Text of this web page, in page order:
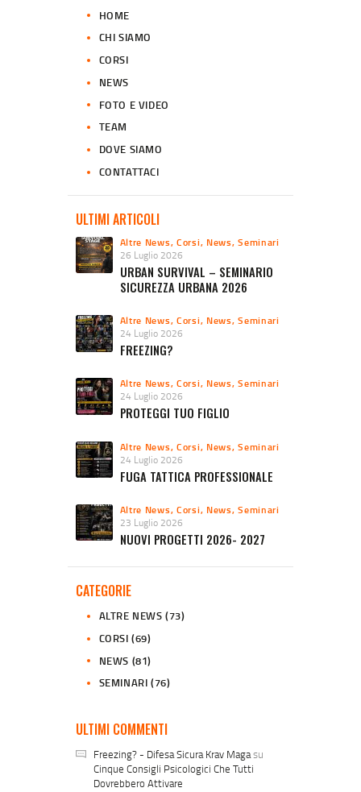
HOME
CHI SIAMO
CORSI
NEWS
FOTO E VIDEO
TEAM
DOVE SIAMO
CONTATTACI
ULTIMI ARTICOLI
Altre News,Corsi, News,Seminari
26 Luglio 2026
URBAN SURVIVAL – SEMINARIO
SICUREZZA URBANA 2026
Altre News,Corsi, News,Seminari
24 Luglio 2026
FREEZING?
Altre News,Corsi, News,Seminari
24 Luglio 2026
PROTEGGI TUO FIGLIO
Altre News,Corsi, News,Seminari
24 Luglio 2026
FUGA TATTICA PROFESSIONALE
Altre News,Corsi, News,Seminari
23 Luglio 2026
NUOVI PROGETTI 2026- 2027
CATEGORIE
ALTRE NEWS (73)
CORSI (69)
NEWS (81)
SEMINARI (76)
ULTIMI COMMENTI
Freezing? - Difesa Sicura Krav Magasu
Cinque Consigli Psicologici Che Tutti
Dovrebbero Attivare